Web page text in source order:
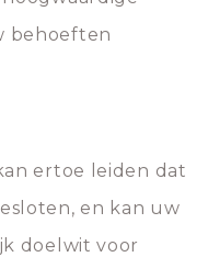
behoeften
ertoe leiden dat
en kan uw
doelwit voor